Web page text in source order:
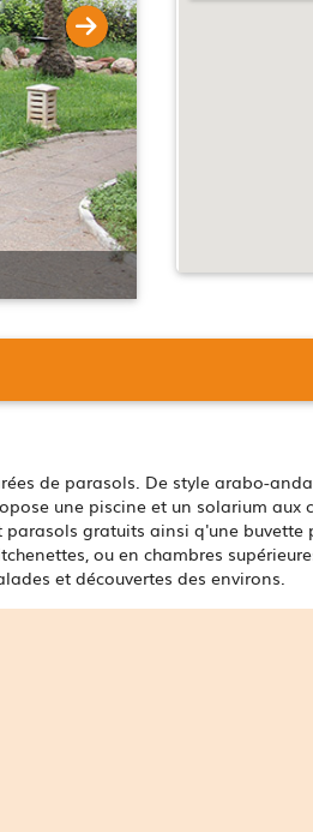
de parasols. De style arabo-
une piscine et un solarium
gratuits ainsi q'une
ou en chambres
et découvertes des environs.